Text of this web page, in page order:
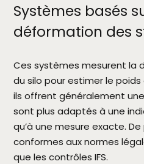
Systèmes basés
déformation des
Ces systèmes mesurent la
du silo pour estimer le
ils offrent généralement
sont plus adaptés à une
qu’à une mesure exacte.
conformes aux normes
que les contrôles IFS.